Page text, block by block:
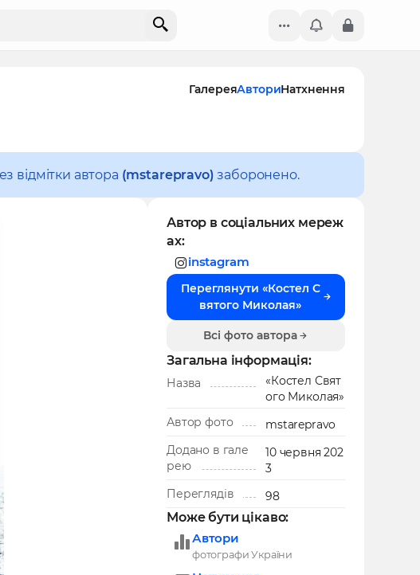
ГалереяАвториНатхнення
відмітки автора (mstarepravo) заборонено.
Автор в соціальних мереж
ах:
instagram
Переглянути «Костел С
вятого Миколая»
Всі фото автора
Загальна інформація:
Назва
«Костел Свят
ого Миколая»
Автор фото
mstarepravo
Додано в гале
рею
10 червня 202
3
Переглядів
98
Може бути цікаво:
Автори
фотографи України